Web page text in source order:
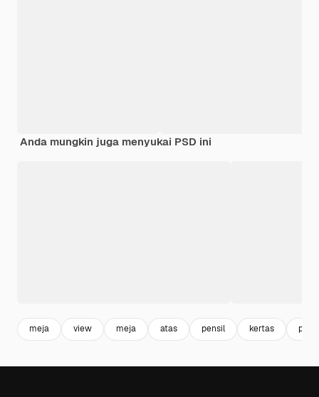
Anda mungkin juga menyukai PSD ini
meja view meja atas pensil kertas pen